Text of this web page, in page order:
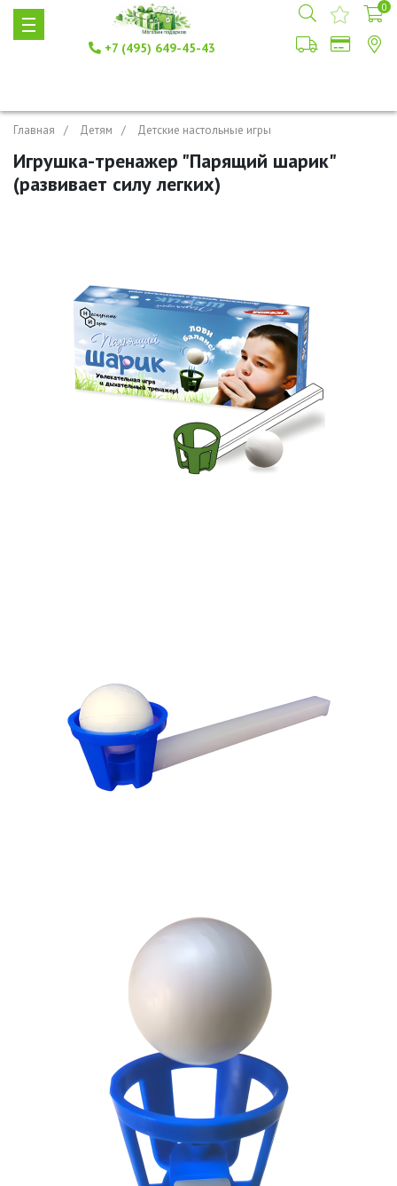
+7 (495) 649-45-43
0
Главная Детям Детские настольные игры
Игрушка-тренажер "Парящий шарик"
(развивает силу легких)